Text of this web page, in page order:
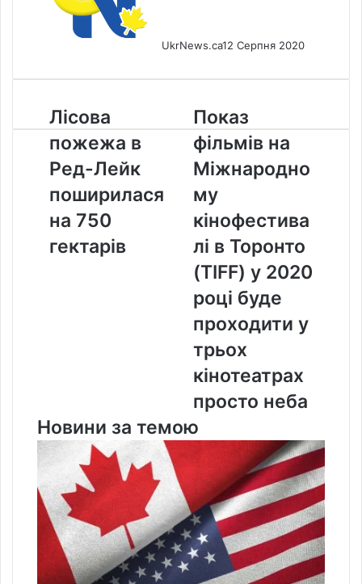
UkrNews.ca12 Серпня 2020
Лісова
пожежа
в
Ред-
Лейк
поширилася
750
гектарів
Лісова
пожежа в
Ред-Лейк
поширилася
на 750
гектарів
Показ
фільмів
на
Міжнародному
кінофестивалі
в
Торонто
(TIFF)
у
2020
році
буде
у
трьох
кінотеатрах
просто
неба
Показ
фільмів на
Міжнародно
му
кінофестива
лі в Торонто
(TIFF) у 2020
році буде
проходити у
трьох
кінотеатрах
просто неба
Новини за темою